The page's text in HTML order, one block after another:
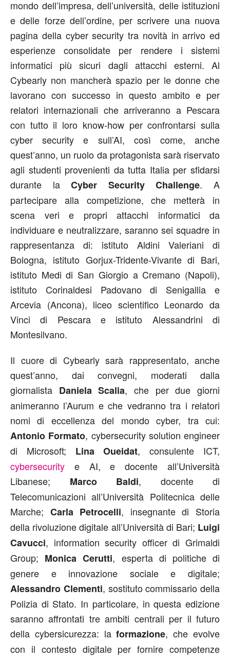
mondo dell’impresa, dell’università, delle istituzioni
e delle forze dell’ordine, per scrivere una nuova
pagina della cyber security tra novità in arrivo ed
esperienze consolidate per rendere i sistemi
informatici più sicuri dagli attacchi esterni. Al
Cybearly non mancherà spazio per le donne che
lavorano con successo in questo ambito e per
relatori internazionali che arriveranno a Pescara
con tutto il loro know-how per confrontarsi sulla
cyber security e sull’AI, così come, anche
quest’anno, un ruolo da protagonista sarà riservato
agli studenti provenienti da tutta Italia per sfidarsi
durante laCyber Security Challenge. A
partecipare alla competizione, che metterà in
scena veri e propri attacchi informatici da
individuare e neutralizzare, saranno sei squadre in
rappresentanza di: istituto Aldini Valeriani di
Bologna, istituto Gorjux-Tridente-Vivante di Bari,
istituto Medi di San Giorgio a Cremano (Napoli),
istituto Corinaldesi Padovano di Senigallia e
Arcevia (Ancona), liceo scientifico Leonardo da
Vinci di Pescara e istituto Alessandrini di
Montesilvano.
Il cuore di Cybearly sarà rappresentato, anche
quest’anno, dai convegni, moderati dalla
giornalista Daniela Scalia, che per due giorni
animeranno l’Aurum e che vedranno tra i relatori
nomi di eccellenza del mondo cyber, tra cui:
Antonio Formato, cybersecurity solution engineer
di Microsoft; Lina Oueidat, consulente ICT,
cybersecurity e AI, e docente all’Università
Libanese; Marco Baldi, docente di
Telecomunicazioni all’Università Politecnica delle
Marche; Carla Petrocelli, insegnante di Storia
della rivoluzione digitale all’Università di Bari; Luigi
Cavucci, information security officer di Grimaldi
Group; Monica Cerutti, esperta di politiche di
genere e innovazione sociale e digitale;
Alessandro Clementi, sostituto commissario della
Polizia di Stato. In particolare, in questa edizione
saranno affrontati tre ambiti centrali per il futuro
della cybersicurezza: laformazione, che evolve
con il contesto digitale per fornire competenze